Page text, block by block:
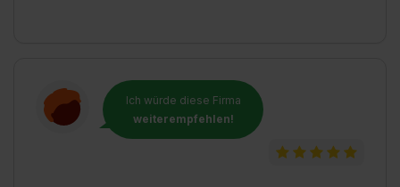
Ich würde diese Firma
weiterempfehlen!